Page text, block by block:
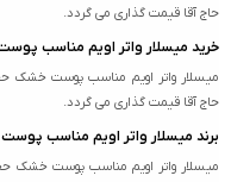
حاج آقا قیمت گذاری می گردد.
خرید میسلار واتر اویم مناسب پوست خشک
میسلار واتر اویم مناسب پوست خشک حجم 210 میلی لیتر در
حاج آقا قیمت گذاری می گردد.
برند میسلار واتر اویم مناسب پوست خشک
میسلار واتر اویم مناسب پوست خشک حجم 210 میلی لیتر از